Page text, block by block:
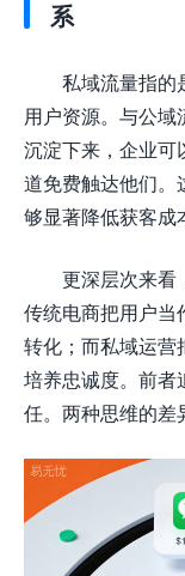
系
私域流量指的
用户资源。与公域
沉淀下来，企业可
道免费触达他们。
够显著降低获客成
更深层次来看
传统电商把用户当
转化；而私域运营
培养忠诚度。前者
任。两种思维的差